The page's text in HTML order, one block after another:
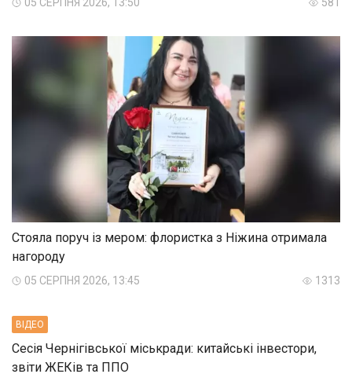
Стояла поруч із мером: флористка з Ніжина отримала
нагороду
05 СЕРПНЯ 2026, 13:45 1313
ВIДЕО
Сесія Чернігівської міськради: китайські інвестори,
звіти ЖЕКів та ППО